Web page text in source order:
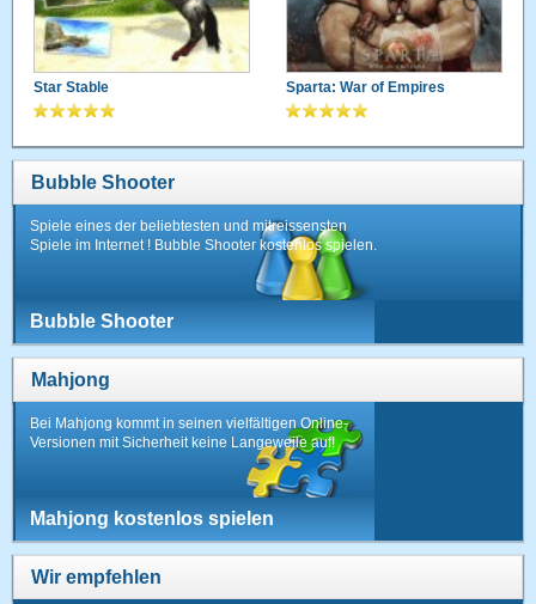
Star Stable Sparta: War of Empires
Bubble Shooter
Spiele eines der beliebtesten und mitreissensten
Spiele im Internet ! Bubble Shooter kostenlos spielen.
Bubble Shooter
Mahjong
Bei Mahjong kommt in seinen vielfältigen Online-
Versionen mit Sicherheit keine Langeweile auf!
Mahjong kostenlos spielen
Wir empfehlen